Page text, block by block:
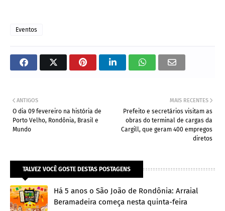
Eventos
MAIS RECENTES
Prefeito e secretários visitam as
obras do terminal de cargas da
Cargill, que geram 400 empregos
diretos
ANTIGOS
O dia 09 fevereiro na história de
Porto Velho, Rondônia, Brasil e
Mundo
TALVEZ VOCÊ GOSTE DESTAS POSTAGENS
Há 5 anos o São João de Rondônia: Arraial
Beramadeira começa nesta quinta-feira